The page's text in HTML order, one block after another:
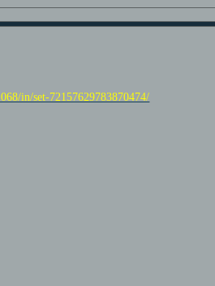
in/set-72157629783870474/